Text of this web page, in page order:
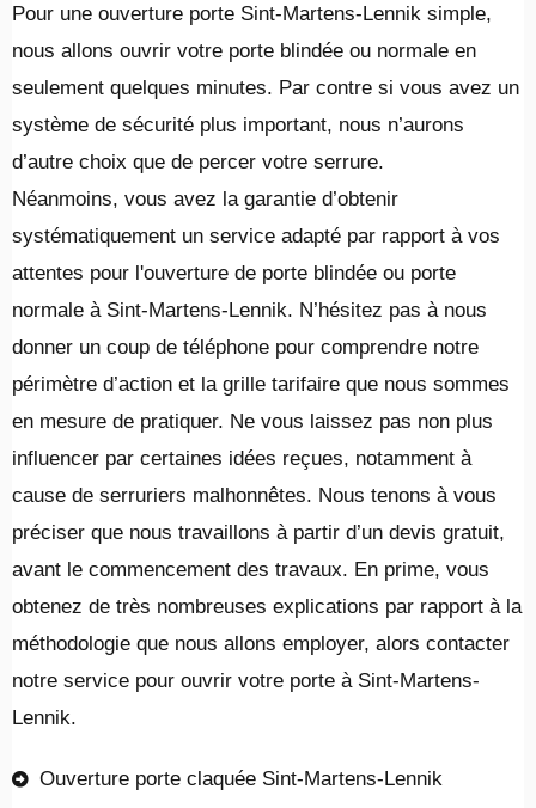
Pour une ouverture porte Sint-Martens-Lennik simple,
nous allons ouvrir votre porte blindée ou normale en
seulement quelques minutes. Par contre si vous avez un
système de sécurité plus important, nous n’aurons
d’autre choix que de percer votre serrure.
Néanmoins, vous avez la garantie d’obtenir
systématiquement un service adapté par rapport à vos
attentes pour l'ouverture de porte blindée ou porte
normale à Sint-Martens-Lennik. N’hésitez pas à nous
donner un coup de téléphone pour comprendre notre
périmètre d’action et la grille tarifaire que nous sommes
en mesure de pratiquer. Ne vous laissez pas non plus
influencer par certaines idées reçues, notamment à
cause de serruriers malhonnêtes. Nous tenons à vous
préciser que nous travaillons à partir d’un devis gratuit,
avant le commencement des travaux. En prime, vous
obtenez de très nombreuses explications par rapport à la
méthodologie que nous allons employer, alors contacter
notre service pour ouvrir votre porte à Sint-Martens-
Lennik.
Ouverture porte claquée Sint-Martens-Lennik